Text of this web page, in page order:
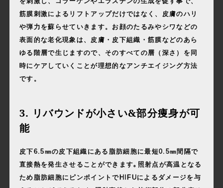
筋膜刺激によるリフトアップだけではなく、⽪膚のハリ
や弾⼒を蘇らせていきます。お顔のたるみやシワなどの
表⾯的な⽼化現象は、⽪膚・⽪下組織・筋膜などのあら
ゆる階層で⽣じますので、そのすべての層（深さ）を同
時にケアしていくことが理想的なアンチエイジング⽅法
です。
3. リバウンドが小さい&部分痩身が可
能
皮下6.5㎜の皮下組織にある脂肪細胞に最短0.5㎜間隔で
直接熱を発生させることができます｡照射点が高温となる
ため脂肪細胞にピンポイントでHIFUによるダメージを与